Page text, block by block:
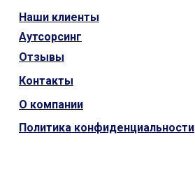
Политика конфиденциальности
О компании
Контакты
Отзывы
Аутсорсинг
Наши клиенты